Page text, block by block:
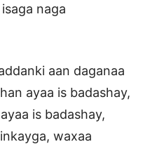
naga
aan daganaa
ayaa is badashay,
is badashay,
waxaa